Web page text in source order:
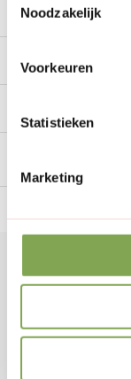
Noodzakelijk
Voorkeuren
Statistieken
Marketing
Beschrijving
Reviews